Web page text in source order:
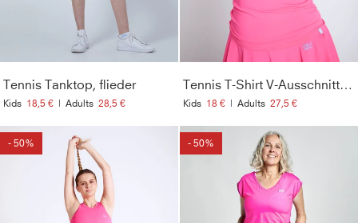
Tennis Tanktop, flieder
Kids 18,5 € | Adults 28,5 €
Tennis T-Shirt V-Ausschnitt Damen & Mädchen, hibiscus pink
Kids 18 € | Adults 27,5 €
- 50% - 50%